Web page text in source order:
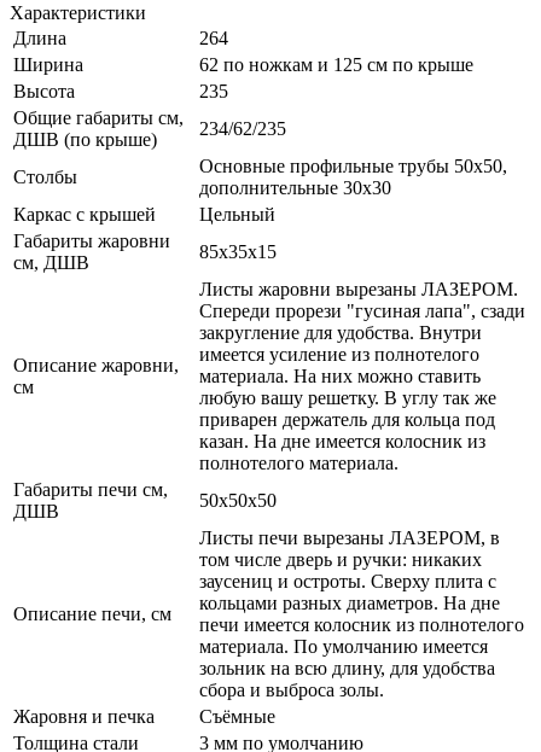
Характеристики
Длина
264
Ширина
62 по ножкам и 125 см по крыше
Высота
235
Общие габариты см,
ДШВ (по крыше)
234/62/235
Столбы
Основные профильные трубы 50x50,
дополнительные 30x30
Каркас с крышей
Цельный
Габариты жаровни
см, ДШВ
85x35x15
Описание жаровни,
см
Листы жаровни вырезаны ЛАЗЕРОМ.
Спереди прорези "гусиная лапа", сзади
закругление для удобства. Внутри
имеется усиление из полнотелого
материала. На них можно ставить
любую вашу решетку. В углу так же
приварен держатель для кольца под
казан. На дне имеется колосник из
полнотелого материала.
Габариты печи см,
ДШВ
50x50x50
Описание печи, см
Листы печи вырезаны ЛАЗЕРОМ, в
том числе дверь и ручки: никаких
заусениц и остроты. Сверху плита с
кольцами разных диаметров. На дне
печи имеется колосник из полнотелого
материала. По умолчанию имеется
зольник на всю длину, для удобства
сбора и выброса золы.
Жаровня и печка
Съёмные
Толщина стали
3 мм по умолчанию